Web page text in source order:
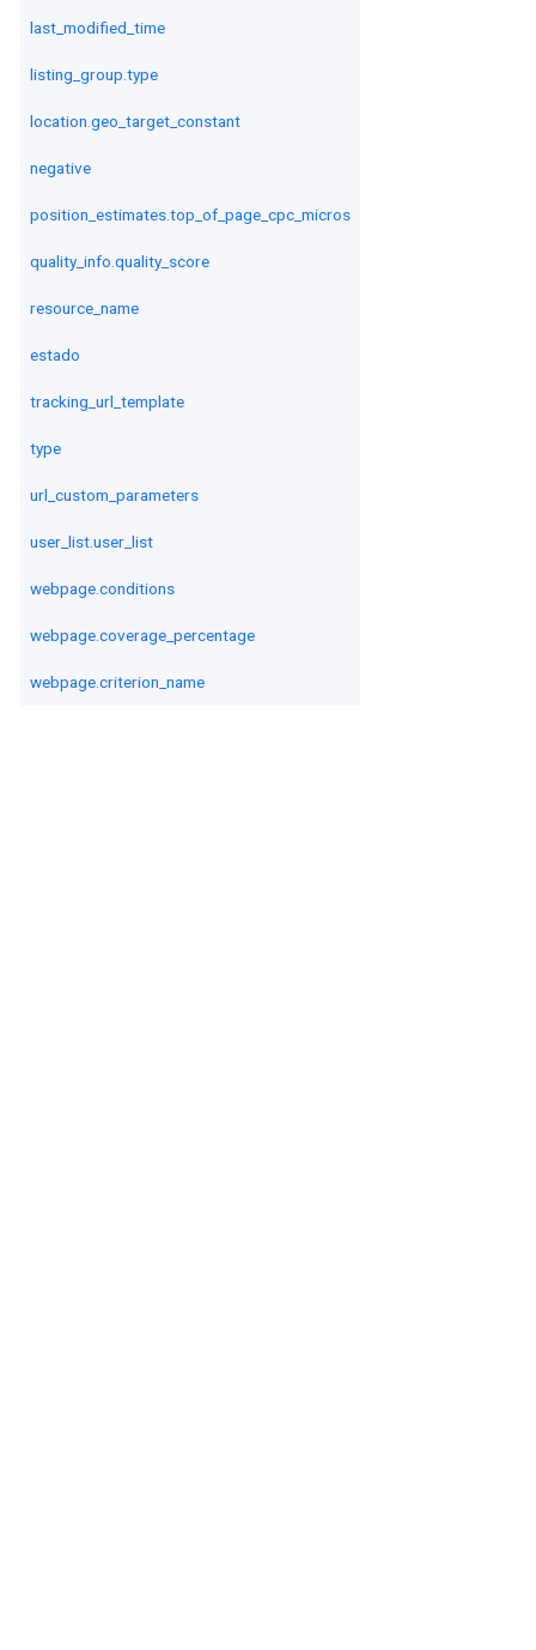
last_modified_time
listing_group.type
location.geo_target_constant
negative
position_estimates.top_of_page_cpc_micros
quality_info.quality_score
resource_name
estado
tracking_url_template
type
url_custom_parameters
user_list.user_list
webpage.conditions
webpage.coverage_percentage
webpage.criterion_name